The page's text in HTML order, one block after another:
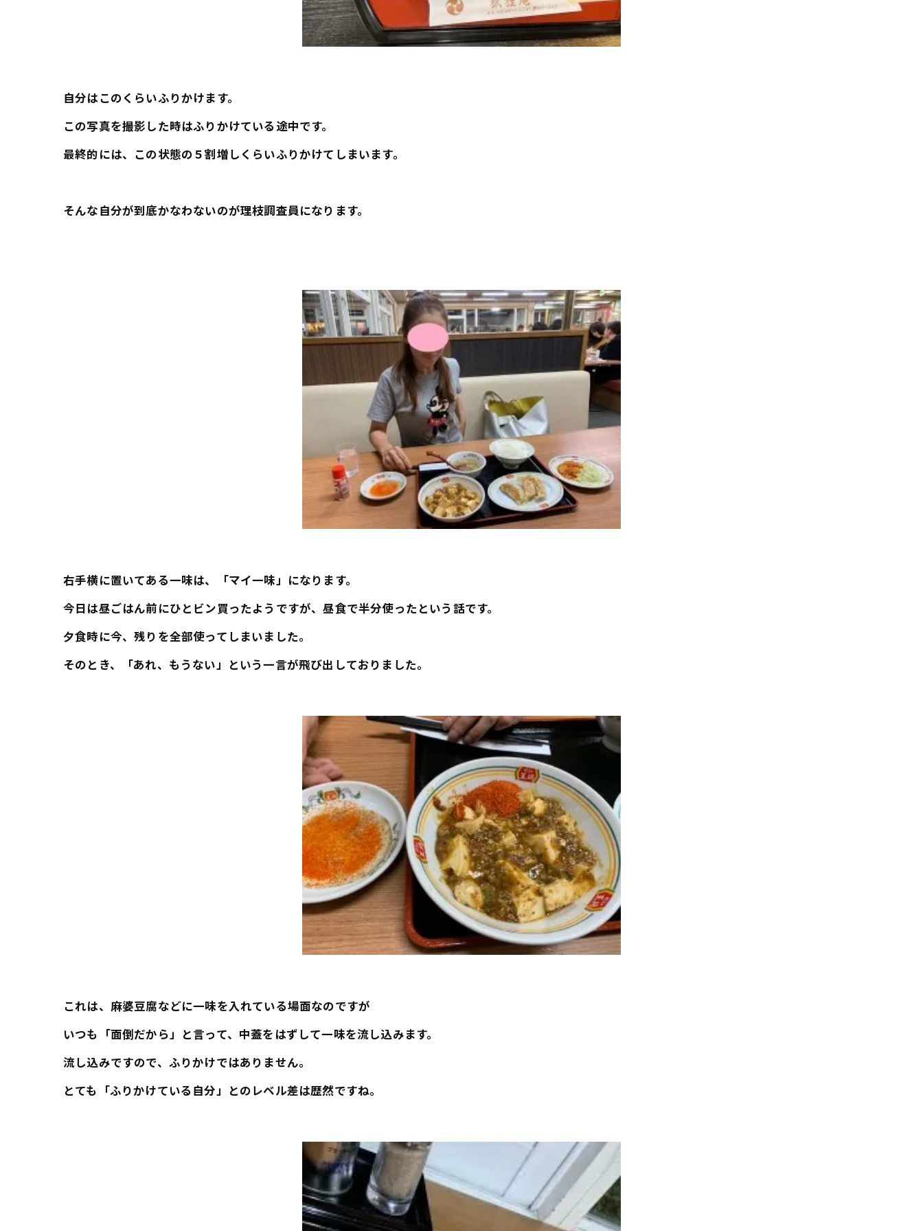
自分はこのくらいふりかけます。
この写真を撮影した時はふりかけている途中です。
最終的には、この状態の５割増しくらいふりかけてしまいます。
そんな自分が到底かなわないのが理枝調査員になります。
右手横に置いてある一味は、「マイ一味」になります。
今日は昼ごはん前にひとビン買ったようですが、昼食で半分使ったという話です。
夕食時に今、残りを全部使ってしまいました。
そのとき、「あれ、もうない」という一言が飛び出しておりました。
これは、麻婆豆腐などに一味を入れている場面なのですが
いつも「面倒だから」と言って、中蓋をはずして一味を流し込みます。
流し込みですので、ふりかけではありません。
とても「ふりかけている自分」とのレベル差は歴然ですね。